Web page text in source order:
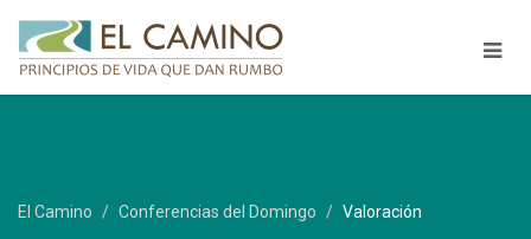
El Camino Conferencias del Domingo Valoración